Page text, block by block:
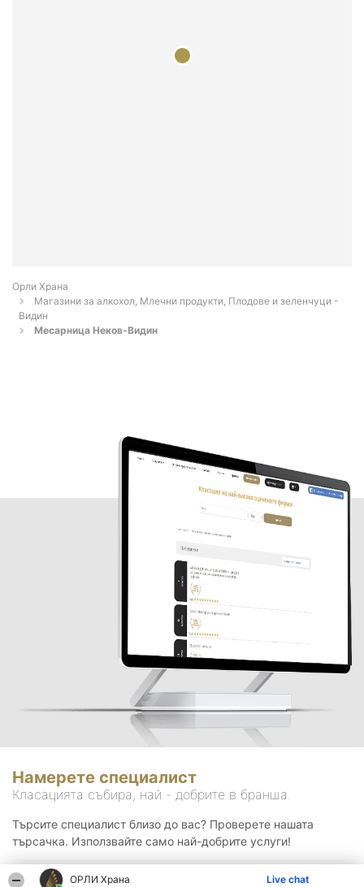
ОРЛИ Храна Live chat
Орли Храна
Магазини за алкохол, Млечни продукти, Плодове и зеленчуци -
Видин
Месарница Неков-Видин
Намерете специалист
Класацията събира, най - добрите в бранша.
Търсите специалист близо до вас? Проверете нашата
търсачка. Използвайте само най-добрите услуги!